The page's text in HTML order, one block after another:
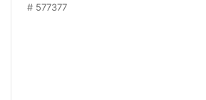
577377